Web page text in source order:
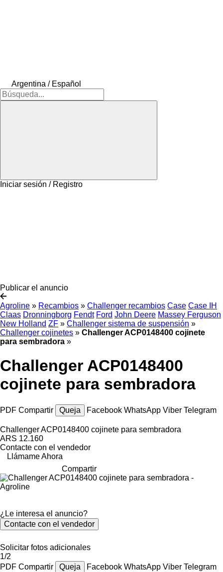
Argentina / Español
Iniciar sesión / Registro
Publicar el anuncio
Agroline » Recambios » Challenger recambios Case Case IH
Claas Dronningborg Fendt Ford John Deere Massey Ferguson
New Holland ZF » Challenger sistema de suspensión »
Challenger cojinetes » Challenger ACP0148400 cojinete
para sembradora »
Challenger ACP0148400
cojinete para sembradora
PDF Compartir Queja Facebook WhatsApp Viber Telegram
Challenger ACP0148400 cojinete para sembradora
ARS 12.160
Contacte con el vendedor
Llámame Ahora
Compartir
¿Le interesa el anuncio?
Contacte con el vendedor
Solicitar fotos adicionales
1/2
PDF Compartir Queja Facebook WhatsApp Viber Telegram